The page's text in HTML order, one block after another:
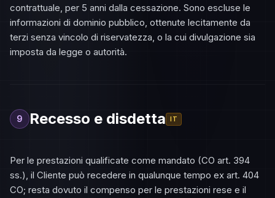
contrattuale, per 5 anni dalla cessazione. Sono escluse le
informazioni di dominio pubblico, ottenute lecitamente da
terzi senza vincolo di riservatezza, o la cui divulgazione sia
imposta da legge o autorità.
9 Recesso e disdetta IT
Per le prestazioni qualificate come mandato (CO art. 394
ss.), il Cliente può recedere in qualunque tempo ex art. 404
CO; resta dovuto il compenso per le prestazioni rese e il